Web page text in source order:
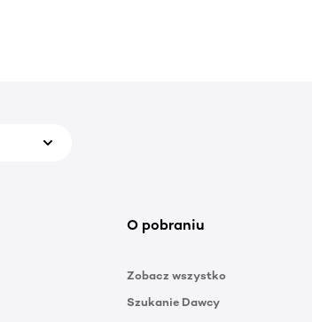
O pobraniu
Zobacz wszystko
Szukanie Dawcy